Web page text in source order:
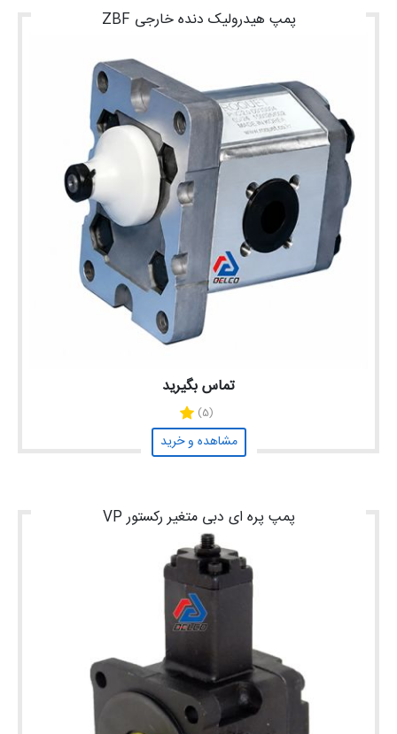
پمپ هیدرولیک دنده خارجی ZBF
تماس بگیرید
(5)
مشاهده و خرید
پمپ پره ای دبی متغیر رکستور VP